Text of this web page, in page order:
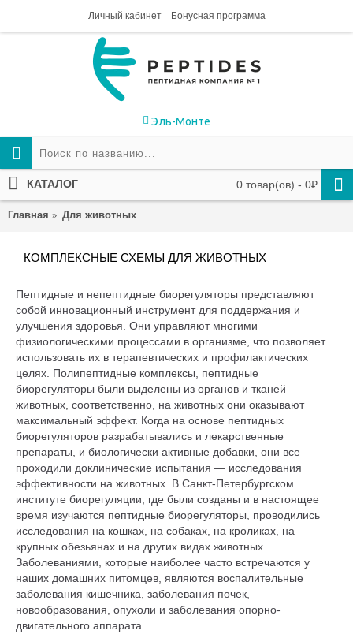
Личный кабинет Бонусная программа
Эль-Монте
0 товар(ов) - 0₽
КАТАЛОГ
Главная Для животных
КОМПЛЕКСНЫЕ СХЕМЫ ДЛЯ ЖИВОТНЫХ
Пептидные и непептидные биорегуляторы представляют
собой инновационный инструмент для поддержания и
улучшения здоровья. Они управляют многими
физиологическими процессами в организме, что позволяет
использовать их в терапевтических и профилактических
целях. Полипептидные комплексы, пептидные
биорегуляторы были выделены из органов и тканей
животных, соответственно, на животных они оказывают
максимальный эффект. Когда на основе пептидных
биорегуляторов разрабатывались и лекарственные
препараты, и биологически активные добавки, они все
проходили доклинические испытания — исследования
эффективности на животных. В Санкт-Петербургском
институте биорегуляции, где были созданы и в настоящее
время изучаются пептидные биорегуляторы, проводились
исследования на кошках, на собаках, на кроликах, на
крупных обезьянах и на других видах животных.
Заболеваниями, которые наиболее часто встречаются у
наших домашних питомцев, являются воспалительные
заболевания кишечника, заболевания почек,
новообразования, опухоли и заболевания опорно-
двигательного аппарата.